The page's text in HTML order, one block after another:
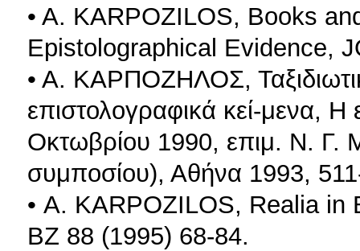
• A. KARPOZILOS, Books
Epistolographical Evidence,
• A. ΚΑΡΠΟΖΗΛΟΣ,
επιστολογραφικά κεί-μενα, Η
Οκτωβρίου 1990, επιμ. Ν. Γ.
συμποσίου), Αθήνα 1993,
• A. KARPOZILOS, Realia
BZ 88 (1995) 68-84.